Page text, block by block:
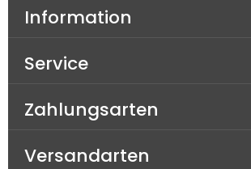
Information
Service
Zahlungsarten
Versandarten